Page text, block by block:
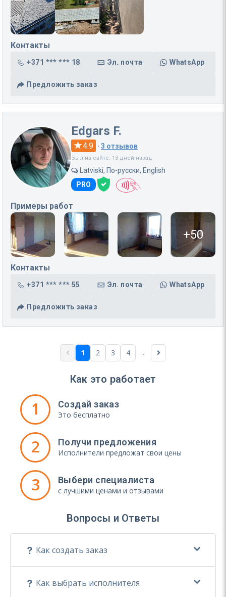
Контакты
+371 *** *** 18 Эл. почта WhatsApp
Предложить заказ
Edgars F.
4.9 · 3 отзывов
Был на сайте: 13 дней назад
Latviski, По-русски, English
PRO
Примеры работ
+50
Контакты
+371 *** *** 55 Эл. почта WhatsApp
Предложить заказ
1 2 3 4 ...
Как это работает
1 Создай заказ
Это бесплатно
2 Получи предложения
Исполнители предложат свои цены
3 Выбери специалиста
с лучшими ценами и отзывами
Вопросы и Ответы
Как создать заказ
Как выбрать исполнителя